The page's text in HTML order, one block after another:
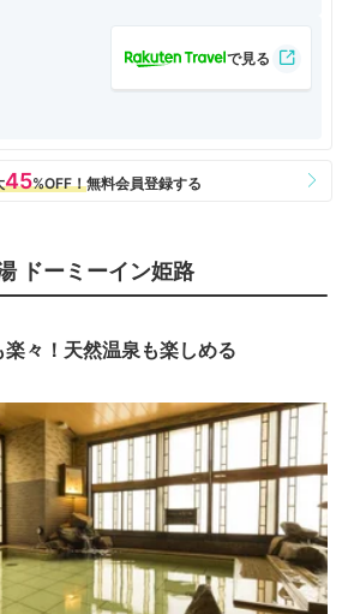
ドーミーイン姫路
々！天然温泉も楽しめる